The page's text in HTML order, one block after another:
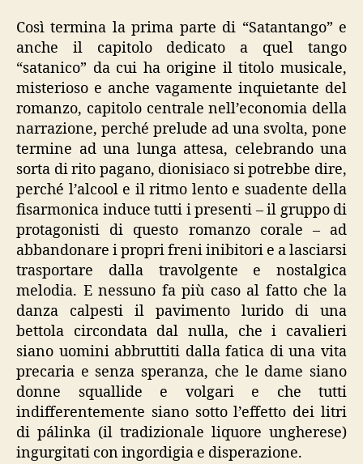
Così termina la prima parte di “Satantango” e
anche il capitolo dedicato a quel tango
“satanico” da cui ha origine il titolo musicale,
misterioso e anche vagamente inquietante del
romanzo, capitolo centrale nell’economia della
narrazione, perché prelude ad una svolta, pone
termine ad una lunga attesa, celebrando una
sorta di rito pagano, dionisiaco si potrebbe dire,
perché l’alcool e il ritmo lento e suadente della
fisarmonica induce tutti i presenti – il gruppo di
protagonisti di questo romanzo corale – ad
abbandonare i propri freni inibitori e a lasciarsi
trasportare dalla travolgente e nostalgica
melodia. E nessuno fa più caso al fatto che la
danza calpesti il pavimento lurido di una
bettola circondata dal nulla, che i cavalieri
siano uomini abbruttiti dalla fatica di una vita
precaria e senza speranza, che le dame siano
donne squallide e volgari e che tutti
indifferentemente siano sotto l’effetto dei litri
di pálinka (il tradizionale liquore ungherese)
ingurgitati con ingordigia e disperazione.